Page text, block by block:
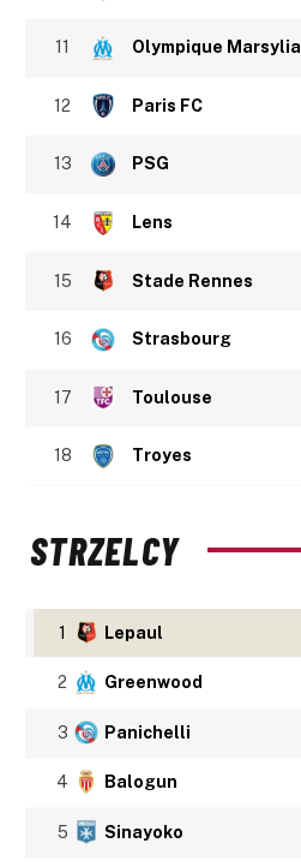
11 Olympique Marsylia
12 Paris FC
13 PSG
14 Lens
15 Stade Rennes
16 Strasbourg
17 Toulouse
18 Troyes
STRZELCY
1 Lepaul
2 Greenwood
3 Panichelli
4 Balogun
5 Sinayoko